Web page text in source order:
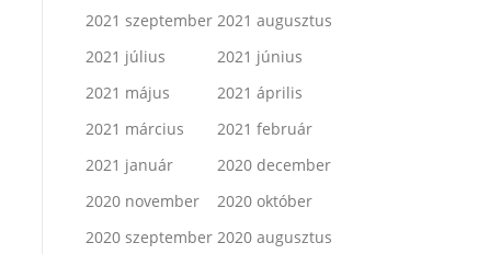
2021 szeptember 2021 augusztus
2021 július
2021 június
2021 május
2021 április
2021 március
2021 február
2021 január
2020 december
2020 november
2020 október
2020 szeptember 2020 augusztus